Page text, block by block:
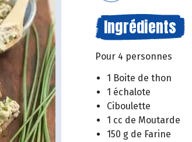
Ingrédients
Pour 4 personnes
1 Boite de thon
1 échalote
Ciboulette
1 cc de Moutarde
150 g de Farine